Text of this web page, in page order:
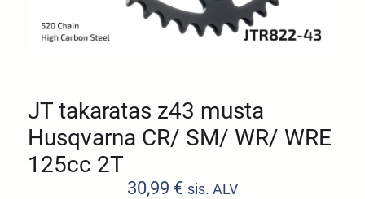
JT takaratas z43 musta
Husqvarna CR/ SM/ WR/ WRE
125cc 2T
30,99 € sis. ALV